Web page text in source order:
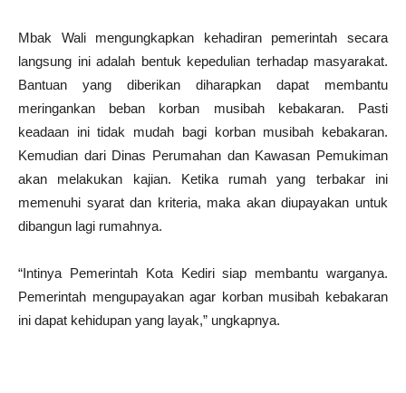
Mbak Wali mengungkapkan kehadiran pemerintah secara
langsung ini adalah bentuk kepedulian terhadap masyarakat.
Bantuan yang diberikan diharapkan dapat membantu
meringankan beban korban musibah kebakaran. Pasti
keadaan ini tidak mudah bagi korban musibah kebakaran.
Kemudian dari Dinas Perumahan dan Kawasan Pemukiman
akan melakukan kajian. Ketika rumah yang terbakar ini
memenuhi syarat dan kriteria, maka akan diupayakan untuk
dibangun lagi rumahnya.
“Intinya Pemerintah Kota Kediri siap membantu warganya.
Pemerintah mengupayakan agar korban musibah kebakaran
ini dapat kehidupan yang layak,” ungkapnya.